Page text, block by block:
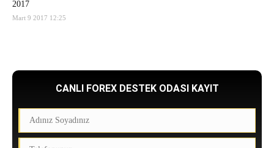
2017
Mart 9 2017 12:25
CANLI FOREX DESTEK ODASI KAYIT